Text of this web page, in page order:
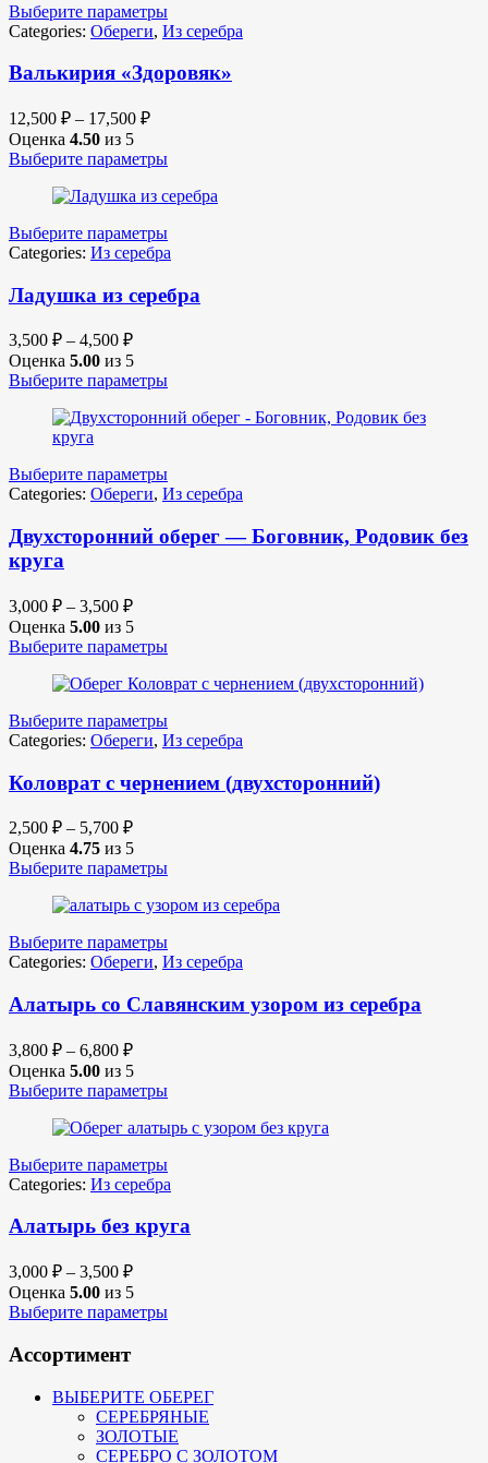
Выберите параметры
Categories: Обереги, Из серебра
Валькирия «Здоровяк»
12,500 ₽ – 17,500 ₽
Оценка 4.50 из 5
Выберите параметры
Выберите параметры
Categories: Из серебра
Ладушка из серебра
3,500 ₽ – 4,500 ₽
Оценка 5.00 из 5
Выберите параметры
Выберите параметры
Categories: Обереги, Из серебра
Двухсторонний оберег — Боговник, Родовик без
круга
3,000 ₽ – 3,500 ₽
Оценка 5.00 из 5
Выберите параметры
Выберите параметры
Categories: Обереги, Из серебра
Коловрат с чернением (двухсторонний)
2,500 ₽ – 5,700 ₽
Оценка 4.75 из 5
Выберите параметры
Выберите параметры
Categories: Обереги, Из серебра
Алатырь со Славянским узором из серебра
3,800 ₽ – 6,800 ₽
Оценка 5.00 из 5
Выберите параметры
Выберите параметры
Categories: Из серебра
Алатырь без круга
3,000 ₽ – 3,500 ₽
Оценка 5.00 из 5
Выберите параметры
Ассортимент
ВЫБЕРИТЕ ОБЕРЕГ
СЕРЕБРЯНЫЕ
ЗОЛОТЫЕ
СЕРЕБРО С ЗОЛОТОМ